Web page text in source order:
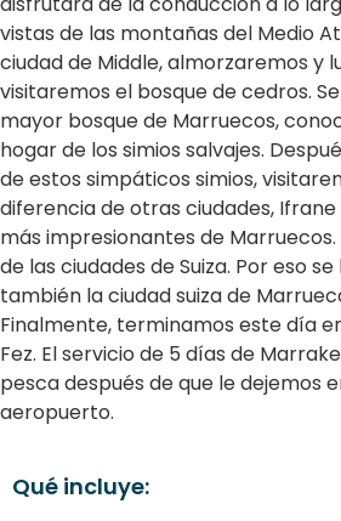
vistas de las montañas del Medio
ciudad de Middle, almorzaremos y
visitaremos el bosque de cedros.
mayor bosque de Marruecos,
hogar de los simios salvajes.
de estos simpáticos simios,
diferencia de otras ciudades, Ifrane
más impresionantes de
de las ciudades de Suiza. Por eso
también la ciudad suiza de
Finalmente, terminamos este día
Fez. El servicio de 5 días de
pesca después de que le dejemos
aeropuerto.
Qué incluye: